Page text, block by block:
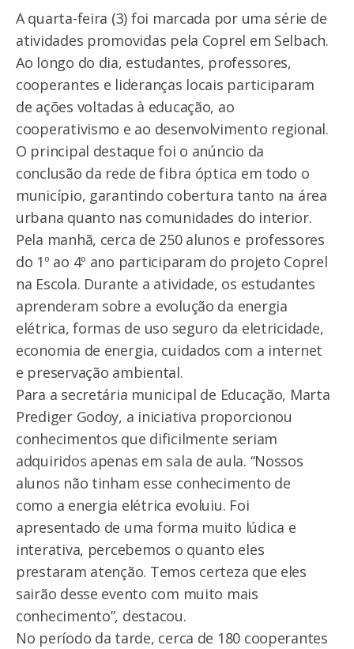
A quarta-feira (3) foi marcada por uma série de
atividades promovidas pela Coprel em Selbach.
Ao longo do dia, estudantes, professores,
cooperantes e lideranças locais participaram
de ações voltadas à educação, ao
cooperativismo e ao desenvolvimento regional.
O principal destaque foi o anúncio da
conclusão da rede de fibra óptica em todo o
município, garantindo cobertura tanto na área
urbana quanto nas comunidades do interior.
Pela manhã, cerca de 250 alunos e professores
do 1º ao 4º ano participaram do projeto Coprel
na Escola. Durante a atividade, os estudantes
aprenderam sobre a evolução da energia
elétrica, formas de uso seguro da eletricidade,
economia de energia, cuidados com a internet
e preservação ambiental.
Para a secretária municipal de Educação, Marta
Prediger Godoy, a iniciativa proporcionou
conhecimentos que dificilmente seriam
adquiridos apenas em sala de aula. “Nossos
alunos não tinham esse conhecimento de
como a energia elétrica evoluiu. Foi
apresentado de uma forma muito lúdica e
interativa, percebemos o quanto eles
prestaram atenção. Temos certeza que eles
sairão desse evento com muito mais
conhecimento”, destacou.
No período da tarde, cerca de 180 cooperantes